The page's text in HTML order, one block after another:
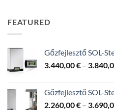
FEATURED
Gőzfejlesztő SOL-
3.440,00€ –
Gőzfejlesztő SOL-
2.260,00€ –